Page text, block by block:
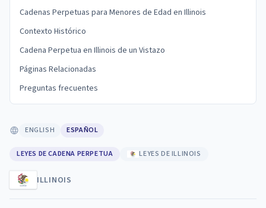
Cadenas Perpetuas para Menores de Edad en Illinois
Contexto Histórico
Cadena Perpetua en Illinois de un Vistazo
Páginas Relacionadas
Preguntas frecuentes
ENGLISH ESPAÑOL
LEYES DE CADENA PERPETUA LEYES DE ILLINOIS
ILLINOIS